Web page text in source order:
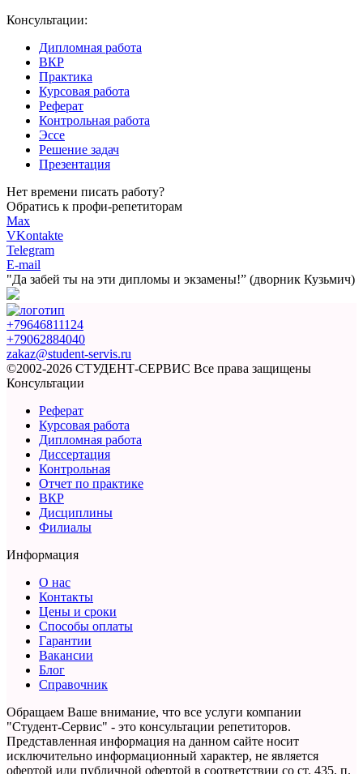
Консультации:
Дипломная работа
ВКР
Практика
Курсовая работа
Реферат
Контрольная работа
Эссе
Решение задач
Презентация
Нет времени писать работу?
Обратись к профи-репетиторам
Max
VKontakte
Telegram
E-mail
"Да забей ты на эти дипломы и экзамены!” (дворник Кузьмич)
+79646811124
+79062884040
zakaz@student-servis.ru
©2002-2026 СТУДЕНТ-СЕРВИС Все права защищены
Консультации
Реферат
Курсовая работа
Дипломная работа
Диссертация
Контрольная
Отчет по практике
ВКР
Дисциплины
Филиалы
Информация
О нас
Контакты
Цены и сроки
Способы оплаты
Гарантии
Вакансии
Блог
Справочник
Обращаем Ваше внимание, что все услуги компании
"Студент-Сервис" - это консультации репетиторов.
Представленная информация на данном сайте носит
исключительно информационный характер, не является
офертой или публичной офертой в соответствии со ст. 435, п.